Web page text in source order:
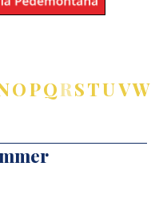
OPQRSTUVW